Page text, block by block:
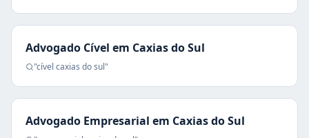
Advogado Cível em Caxias do Sul
"cível caxias do sul"
Advogado Empresarial em Caxias do Sul